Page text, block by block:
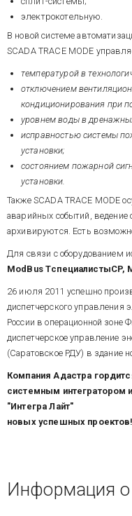
электрокотельную.
В новой системе
SCADA TRACE MODE
температурой в
отключением
кондиционирования при
уровнем воды в
исправностью системы
установки;
состоянием пожарной
установки.
Также SCADA TRACE MODE
аварийных событий, ведение
архивируются. Есть
Для связи с оборудованием
ModBus TспециалистыCP,
26 июля 2011 успешно
диспетчерского
России в операционной
диспетчерское управление
(Саратовское РДУ) в здание
Компания Адастра
системным интегратором
"Интегра Лайт"
новых успешных проектов!
Информация о